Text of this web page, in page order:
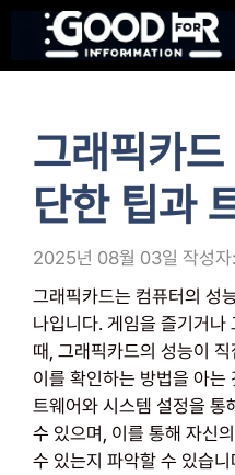
츠
그래픽카
단한 팁과
2025년 08월 03일 작성자:
그래픽카드는 컴퓨터의 성
나입니다. 게임을 즐기거나
때, 그래픽카드의 성능이
이를 확인하는 방법을 아는
트웨어와 시스템 설정을 통
수 있으며, 이를 통해 자신
수 있는지 파악할 수 있습